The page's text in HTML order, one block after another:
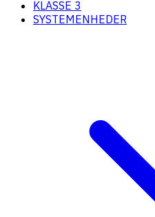
KLASSE 3
SYSTEMENHEDER